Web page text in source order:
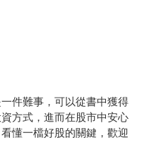
件難事，可以從書中獲得
方式，進而在股市中安心
懂一檔好股的關鍵，歡迎